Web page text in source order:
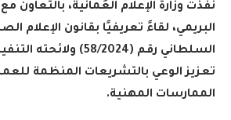
نفذت وزارة الإعلام العُمانية،
البريمي، لقاءً تعريفيًا بقانون الإعلام
السلطاني رقم (58/2024)
تعزيز الوعي بالتشريعات المنظمة
الممارسات المهنية.